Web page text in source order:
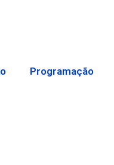
Programação